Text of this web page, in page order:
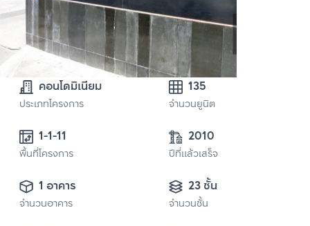
คอนโดมิเนียม
ประเภทโครงการ
135
จำนวนยูนิต
1-1-11
พื้นที่โครงการ
2010
ปีที่แล้วเสร็จ
1 อาคาร
จำนวนอาคาร
23 ชั้น
จำนวนชั้น